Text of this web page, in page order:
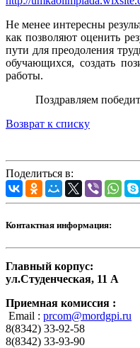
Не менее интересны
как позволяют оценить
пути для преодоления
обучающихся, создать
работы.
Поздравляем
Возврат к списку
Поделиться в:
Контактная информация:
Главный корпус:
ул.Студенческая, 11 А
Приемная комиссия :
Email : prcom@mordgpi.ru
8(8342) 33-92-58
8(8342) 33-93-90